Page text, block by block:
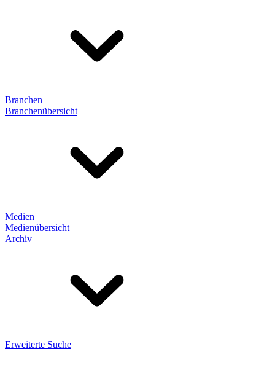
Branchen
Branchenübersicht
Medien
Medienübersicht
Archiv
Erweiterte Suche